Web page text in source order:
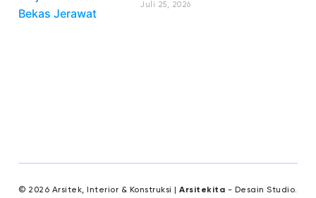
Juli 25, 2026
© 2026 Arsitek, Interior & Konstruksi |Arsitekita - Desain Studio.